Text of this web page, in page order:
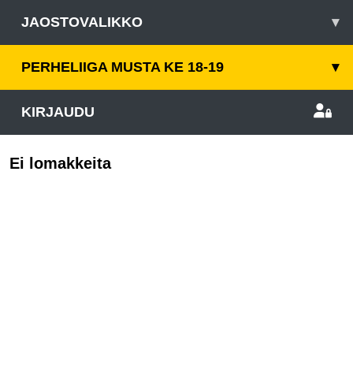
JAOSTOVALIKKO ▾
PERHELIIGA MUSTA KE 18-19 ▾
KIRJAUDU
Ei lomakkeita